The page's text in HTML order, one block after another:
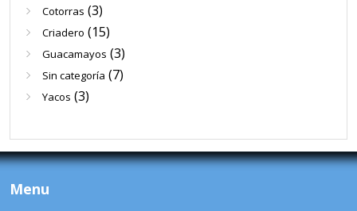
Cotorras (3)
Criadero (15)
Guacamayos (3)
Sin categoría (7)
Yacos (3)
Menu